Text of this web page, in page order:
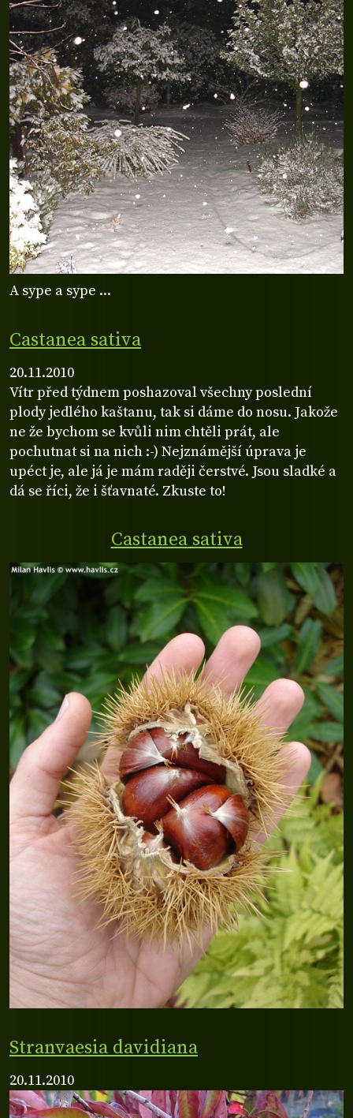
A sype a sype ...
Castanea sativa
20.11.2010
Vítr před týdnem poshazoval všechny poslední
plody jedlého kaštanu, tak si dáme do nosu. Jakože
ne že bychom se kvůli nim chtěli prát, ale
pochutnat si na nich :-) Nejznámější úprava je
upéct je, ale já je mám raději čerstvé. Jsou sladké a
dá se říci, že i šťavnaté. Zkuste to!
Castanea sativa
Stranvaesia davidiana
20.11.2010